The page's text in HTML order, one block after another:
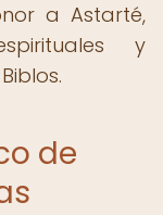
a Astarté,
y
de